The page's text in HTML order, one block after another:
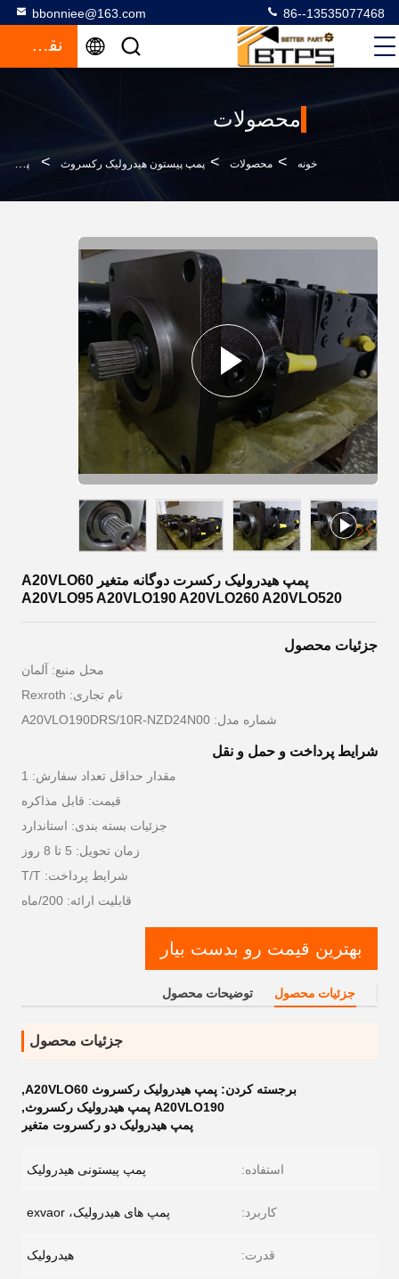
bbonniee@163.com 86--13535077468
نقل قول
محصولات
خونه > محصولات > پمپ پیستون هیدرولیک رکسروث > پمپ هیدرولیک رکسرت دوگانه متغیر A20VLO60 A20VLO95 A20VLO190 A20VLO260 A20VLO520
پمپ هیدرولیک رکسرت دوگانه متغیر A20VLO60
A20VLO95 A20VLO190 A20VLO260 A20VLO520
جزئیات محصول
محل منبع: آلمان
نام تجاری: Rexroth
شماره مدل: A20VLO190DRS/10R-NZD24N00
شرایط پرداخت و حمل و نقل
مقدار حداقل تعداد سفارش: 1
قیمت: قابل مذاکره
جزئیات بسته بندی: استاندارد
زمان تحویل: 5 تا 8 روز
شرایط پرداخت: T/T
قابلیت ارائه: 200/ماه
بهترین قیمت رو بدست بیار
جزئیات محصول توضیحات محصول
جزئیات محصول
برجسته کردن: پمپ هیدرولیک رکسروث A20VLO60
,
A20VLO190 پمپ هیدرولیک رکسروث
,
پمپ هیدرولیک دو رکسروت متغیر
استفاده: پمپ پیستونی هیدرولیک
کاربرد: پمپ های هیدرولیک، exvaor
قدرت: هیدرولیک